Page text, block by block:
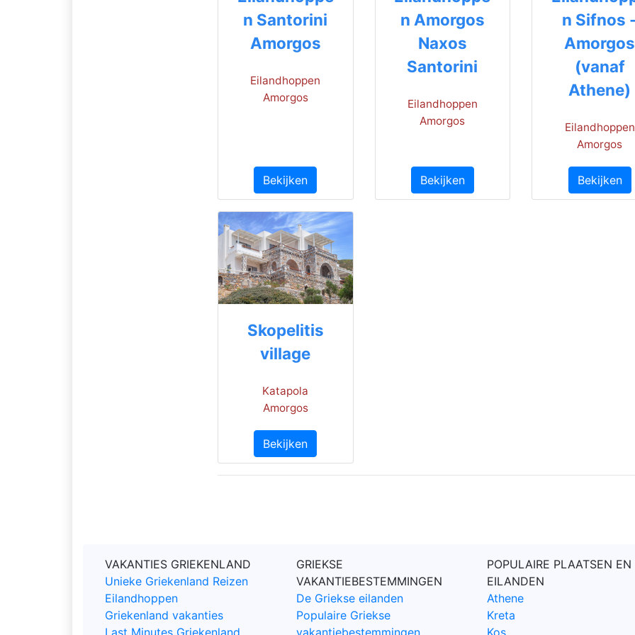
n Santorini
Amorgos
Eilandhoppen
Amorgos
Bekijken
n Amorgos
Naxos
Santorini
Eilandhoppen
Amorgos
Bekijken
n Sifnos
Amorgos
(vanaf
Athene)
Eilandhoppen
Amorgos
Bekijken
Skopelitis
village
Katapola
Amorgos
Bekijken
VAKANTIES GRIEKENLAND
Unieke Griekenland Reizen
Eilandhoppen
Griekenland vakanties
GRIEKSE
VAKANTIEBESTEMMINGEN
De Griekse eilanden
Populaire Griekse
POPULAIRE PLAATSEN EN
EILANDEN
Athene
Kreta